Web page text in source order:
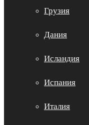
Грузия
Дания
Исландия
Испания
Италия